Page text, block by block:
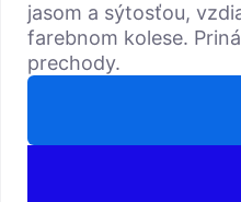
jasom a sýtosťou,
farebnom kolese.
prechody.